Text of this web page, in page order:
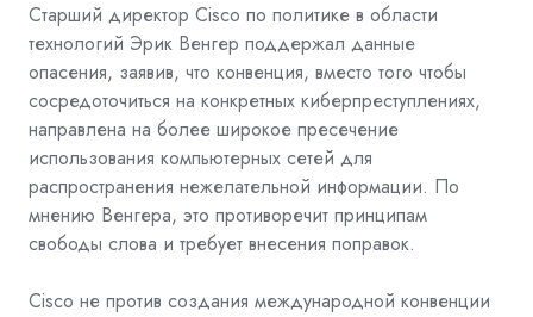
Старший директор Cisco по политике в области
технологий Эрик Венгер поддержал данные
опасения, заявив, что конвенция, вместо того чтобы
сосредоточиться на конкретных киберпреступлениях,
направлена на более широкое пресечение
использования компьютерных сетей для
распространения нежелательной информации. По
мнению Венгера, это противоречит принципам
свободы слова и требует внесения поправок.
Cisco не против создания международной конвенции